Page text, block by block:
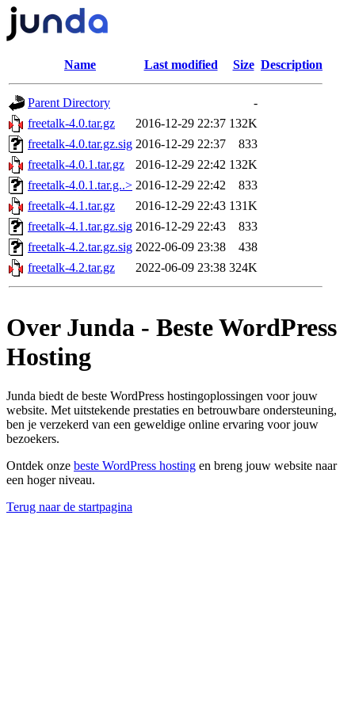
Name Last modified Size Description
Parent Directory
-
freetalk-4.0.tar.gz
2016-12-29 22:37 132K
freetalk-4.0.tar.gz.sig 2016-12-29 22:37
833
freetalk-4.0.1.tar.gz
2016-12-29 22:42 132K
freetalk-4.0.1.tar.g..> 2016-12-29 22:42
833
freetalk-4.1.tar.gz
2016-12-29 22:43 131K
freetalk-4.1.tar.gz.sig 2016-12-29 22:43
833
freetalk-4.2.tar.gz.sig 2022-06-09 23:38
438
freetalk-4.2.tar.gz
2022-06-09 23:38 324K
Over Junda - Beste WordPress
Hosting
Junda biedt de beste WordPress hostingoplossingen voor jouw
website. Met uitstekende prestaties en betrouwbare ondersteuning,
ben je verzekerd van een geweldige online ervaring voor jouw
bezoekers.
Ontdek onze beste WordPress hosting en breng jouw website naar
een hoger niveau.
Terug naar de startpagina